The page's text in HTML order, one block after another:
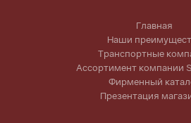
Главная
Наши
Транспортные
Ассортимент компании
Фирменный
Презентация